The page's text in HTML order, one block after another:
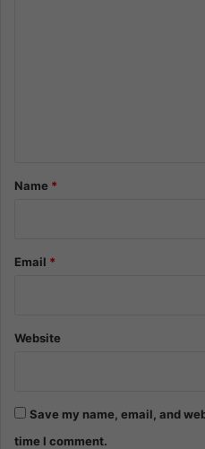
*Name *
Email *
Website
Save my name, email, and
time I comment.